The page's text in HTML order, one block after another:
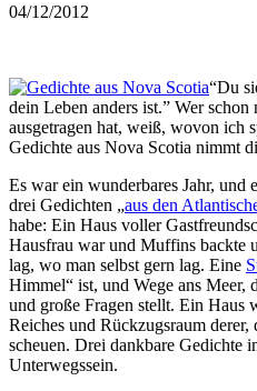
04/12/2012
“Du
dein Leben anders ist.” Wer
ausgetragen hat, weiß, wovon ich
Gedichte aus Nova Scotia nimmt
Es war ein wunderbares Jahr, und
drei Gedichten „aus den
habe: Ein Haus voller
Hausfrau war und Muffins backte
lag, wo man selbst gern lag. Eine
Himmel“ ist, und Wege ans Meer,
und große Fragen stellt. Ein Haus
Reiches und Rückzugsraum
scheuen. Drei dankbare Gedichte
Unterwegssein.